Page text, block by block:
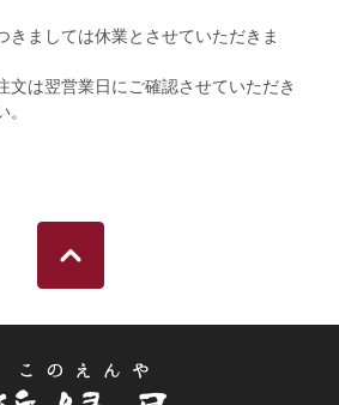
きましては休業とさせていただきま
文は翌営業日にご確認させていただき